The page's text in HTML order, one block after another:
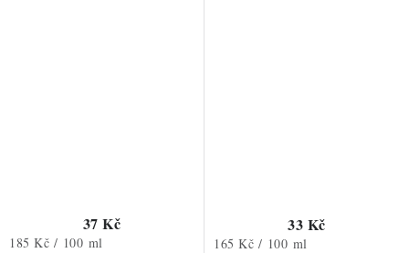
37 Kč
Měrná
185 Kč / 100 ml
33 Kč
Měrná
165 Kč / 100 ml